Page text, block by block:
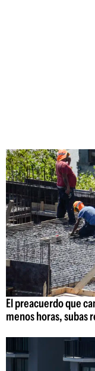
El preacuerdo que
menos horas, subas